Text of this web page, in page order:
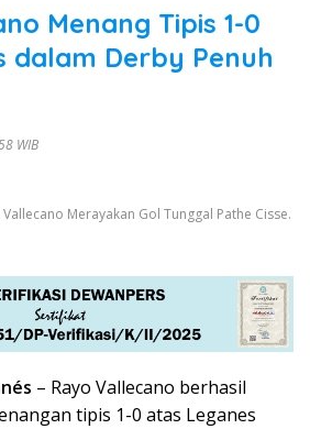
Menang Tipis 1-0
dalam Derby Penuh
WIB
Merayakan Gol Tunggal Pathe Cisse.
– Rayo Vallecano berhasil
tipis 1-0 atas Leganes